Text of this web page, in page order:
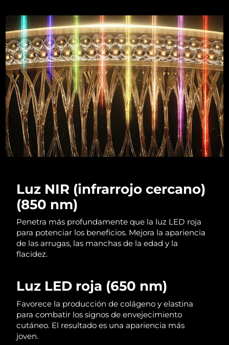
Luz NIR (infrarrojo cercano)
(850 nm)
Penetra más profundamente que la luz LED roja
para potenciar los beneficios. Mejora la apariencia
de las arrugas, las manchas de la edad y la
flacidez.
Luz LED roja (650 nm)
Favorece la producción de colágeno y elastina
para combatir los signos de envejecimiento
cutáneo. El resultado es una apariencia más
joven.